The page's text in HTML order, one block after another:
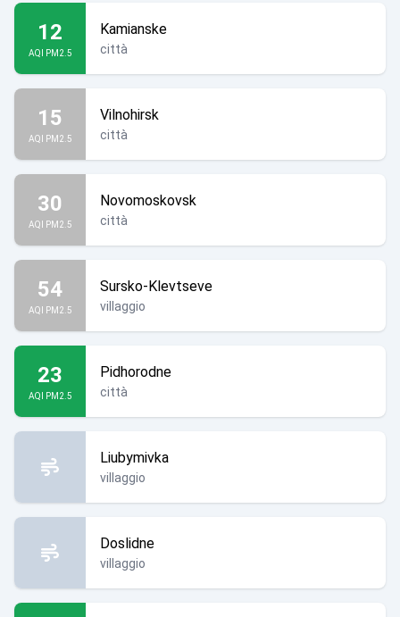
12
AQI PM2.5
Kamianske
città
15
AQI PM2.5
Vilnohirsk
città
30
AQI PM2.5
Novomoskovsk
città
54
AQI PM2.5
Sursko-Klevtseve
villaggio
23
AQI PM2.5
Pidhorodne
città
Liubymivka
villaggio
Doslidne
villaggio